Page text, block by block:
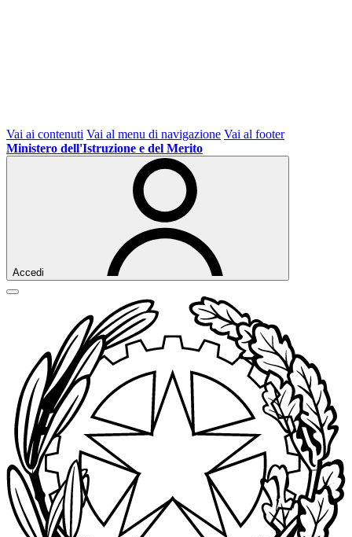
Vai ai contenuti Vai al menu di navigazione Vai al footer
Ministero dell'Istruzione e del Merito
Accedi